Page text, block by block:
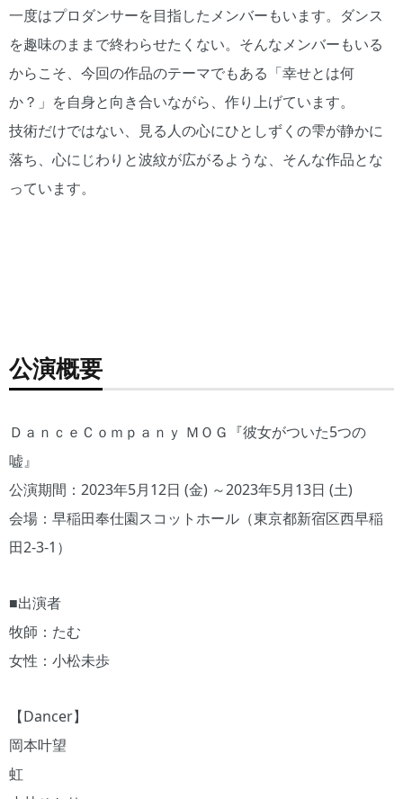
一度はプロダンサーを目指したメンバーもいます。ダンス
を趣味のままで終わらせたくない。そんなメンバーもいる
からこそ、今回の作品のテーマでもある「幸せとは何
か？」を自身と向き合いながら、作り上げています。
技術だけではない、見る人の心にひとしずくの雫が静かに
落ち、心にじわりと波紋が広がるような、そんな作品とな
っています。
公演概要
ＤａｎｃｅＣｏｍｐａｎｙ ＭＯＧ『彼女がついた5つの
嘘』
公演期間：2023年5月12日 (金) ～2023年5月13日 (土)
会場：早稲田奉仕園スコットホール（東京都新宿区西早稲
田2-3-1）
■出演者
牧師：たむ
女性：小松未歩
【Dancer】
岡本叶望
虹